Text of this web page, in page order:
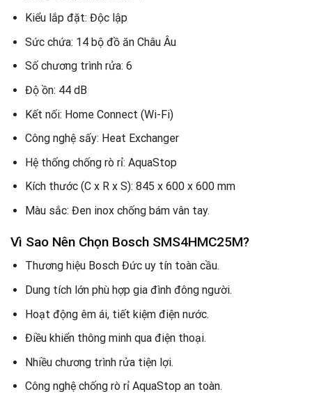
Kiểu lắp đặt: Độc lập
Sức chứa: 14 bộ đồ ăn Châu Âu
Số chương trình rửa: 6
Độ ồn: 44 dB
Kết nối: Home Connect (Wi-Fi)
Công nghệ sấy: Heat Exchanger
Hệ thống chống rò rỉ: AquaStop
Kích thước (C x R x S): 845 x 600 x 600 mm
Màu sắc: Đen inox chống bám vân tay.
Vì Sao Nên Chọn Bosch SMS4HMC25M?
Thương hiệu Bosch Đức uy tín toàn cầu.
Dung tích lớn phù hợp gia đình đông người.
Hoạt động êm ái, tiết kiệm điện nước.
Điều khiển thông minh qua điện thoại.
Nhiều chương trình rửa tiện lợi.
Công nghệ chống rò rỉ AquaStop an toàn.